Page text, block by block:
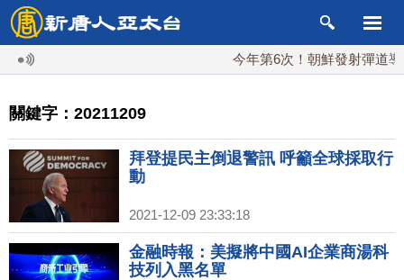
今年第6次！朝鮮發射彈道導彈 落
關鍵字：20211209
拜登提民主倒退警訊 呼籲全球採取行
動
2021-12-09 23:33:18
金融時報：美擬將中國AI企業商湯科
技列入黑名單